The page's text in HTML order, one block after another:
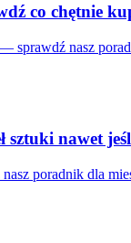
co chętnie
sprawdź nasz
sztuki nawet
poradnik dla